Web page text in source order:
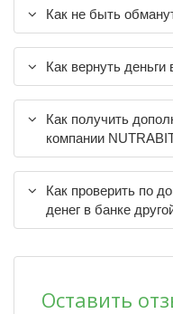
Как не быть
Как вернуть деньги
Как получить
компании
Как проверить по
денег в банке
Оставить